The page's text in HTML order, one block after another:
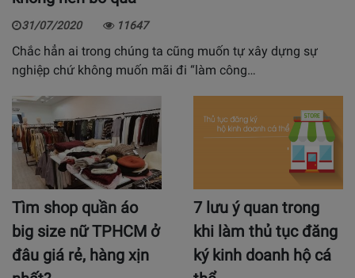
31/07/2020 11647
Chắc hẳn ai trong chúng ta cũng muốn tự xây dựng sự
nghiệp chứ không muốn mãi đi “làm công…
Tìm shop quần áo
big size nữ TPHCM ở
đâu giá rẻ, hàng xịn
7 lưu ý quan trong
khi làm thủ tục đăng
ký kinh doanh hộ cá